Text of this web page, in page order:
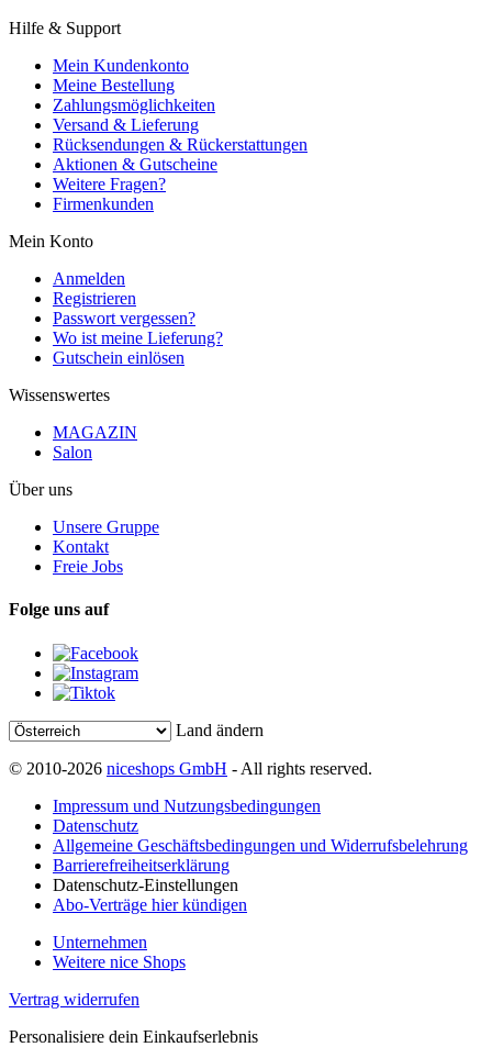
Hilfe & Support
Mein Kundenkonto
Meine Bestellung
Zahlungsmöglichkeiten
Versand & Lieferung
Rücksendungen & Rückerstattungen
Aktionen & Gutscheine
Weitere Fragen?
Firmenkunden
Mein Konto
Anmelden
Registrieren
Passwort vergessen?
Wo ist meine Lieferung?
Gutschein einlösen
Wissenswertes
MAGAZIN
Salon
Über uns
Unsere Gruppe
Kontakt
Freie Jobs
Folge uns auf
Land ändern
© 2010-2026 niceshops GmbH - All rights reserved.
Impressum und Nutzungsbedingungen
Datenschutz
Allgemeine Geschäftsbedingungen und Widerrufsbelehrung
Barrierefreiheitserklärung
Datenschutz-Einstellungen
Abo-Verträge hier kündigen
Unternehmen
Weitere nice Shops
Vertrag widerrufen
Personalisiere dein Einkaufserlebnis